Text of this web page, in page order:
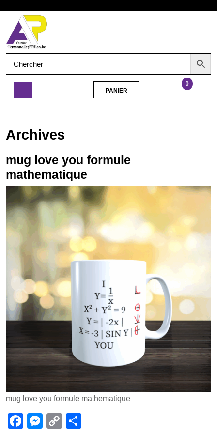
contenu
Ouvrir
le
menu
formule
0
PANIER
Archives
mug love you formule
mathematique
mug love you formule mathematique
F
M
C